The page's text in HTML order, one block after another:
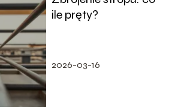
ile pręty?
2026-03-16